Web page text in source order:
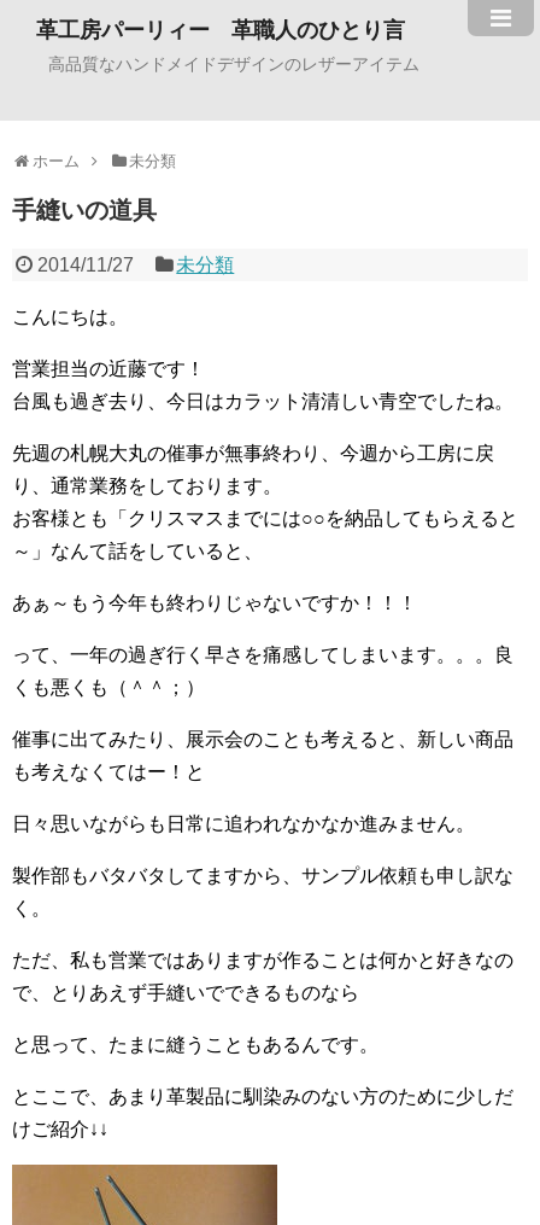
革工房パーリィー 革職人のひとり言
高品質なハンドメイドデザインのレザーアイテム
ホーム 未分類
手縫いの道具
2014/11/27 未分類
こんにちは。
営業担当の近藤です！
台風も過ぎ去り、今日はカラット清清しい青空でしたね。
先週の札幌大丸の催事が無事終わり、今週から工房に戻
り、通常業務をしております。
お客様とも「クリスマスまでには○○を納品してもらえると
～」なんて話をしていると、
あぁ～もう今年も終わりじゃないですか！！！
って、一年の過ぎ行く早さを痛感してしまいます。。。良
くも悪くも（＾＾；）
催事に出てみたり、展示会のことも考えると、新しい商品
も考えなくてはー！と
日々思いながらも日常に追われなかなか進みません。
製作部もバタバタしてますから、サンプル依頼も申し訳な
く。
ただ、私も営業ではありますが作ることは何かと好きなの
で、とりあえず手縫いでできるものなら
と思って、たまに縫うこともあるんです。
とここで、あまり革製品に馴染みのない方のために少しだ
けご紹介↓↓